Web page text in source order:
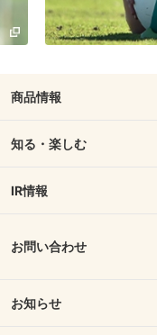
商品情報
知る・楽しむ
IR情報
お問い合わせ
お知らせ